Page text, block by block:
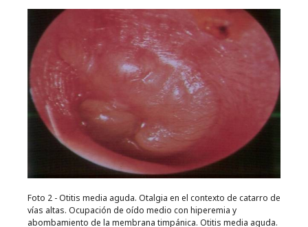
Foto 2 - Otitis media aguda. Otalgia en el contexto de catarro de
vías altas. Ocupación de oído medio con hiperemia y
abombamiento de la membrana timpánica. Otitis media aguda.